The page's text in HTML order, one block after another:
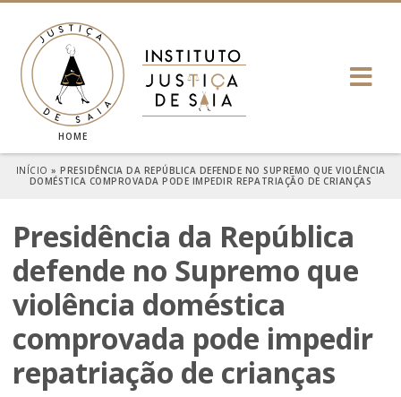
HOME
INÍCIO » PRESIDÊNCIA DA REPÚBLICA DEFENDE NO SUPREMO QUE VIOLÊNCIA
DOMÉSTICA COMPROVADA PODE IMPEDIR REPATRIAÇÃO DE CRIANÇAS
Presidência da República
defende no Supremo que
violência doméstica
comprovada pode impedir
repatriação de crianças